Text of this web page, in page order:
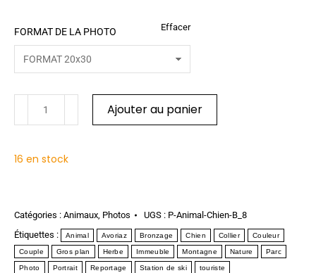
FORMAT DE LA PHOTO Effacer
Ajouter au panier
16 en stock
Catégories : Animaux, Photos UGS : P-Animal-Chien-B_8
Étiquettes :
Animal Avoriaz Bronzage Chien Collier Couleur
Couple Gros plan Herbe Immeuble Montagne Nature Parc
Photo Portrait Reportage Station de ski touriste